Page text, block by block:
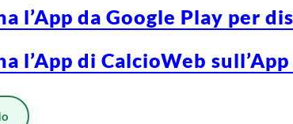
l’App da Google Play per
l’App di CalcioWeb